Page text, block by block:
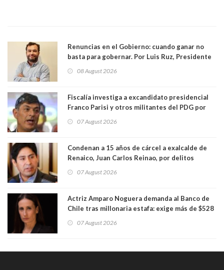
Renuncias en el Gobierno: cuando ganar no
basta para gobernar. Por Luis Ruz, Presidente
08 August 2026
Fiscalía investiga a excandidato presidencial
Franco Parisi y otros militantes del PDG por
07 August 2026
Condenan a 15 años de cárcel a exalcalde de
Renaico, Juan Carlos Reinao, por delitos
07 August 2026
Actriz Amparo Noguera demanda al Banco de
Chile tras millonaria estafa: exige más de $528
07 August 2026